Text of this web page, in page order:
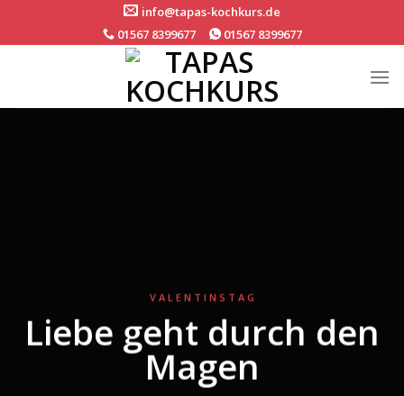
info@tapas-kochkurs.de
01567 8399677
01567 8399677
V A L E N T I N S T A G
Liebe geht durch den
Magen